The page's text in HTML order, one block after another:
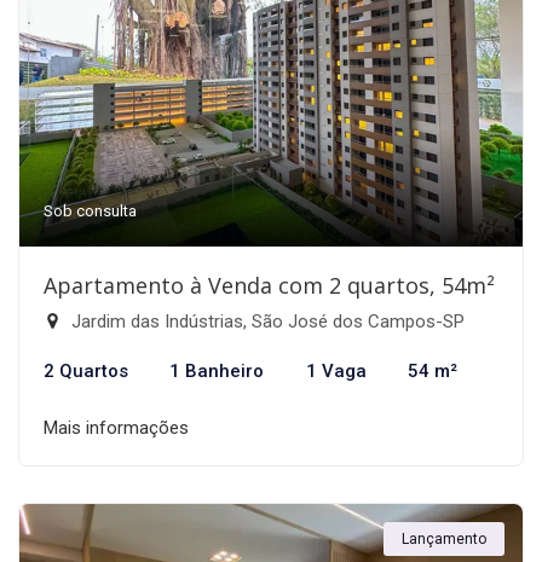
Sob consulta
Apartamento à Venda com 2 quartos, 54m²
Jardim das Indústrias, São José dos Campos-SP
2 Quartos 1 Banheiro 1 Vaga 54 m²
Mais informações
Lançamento